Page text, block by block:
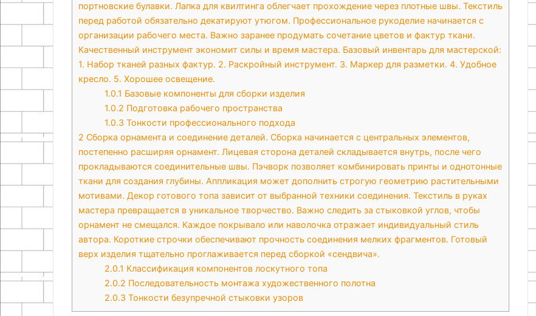
портновские булавки. Лапка для квилтинга облегчает прохождение через плотные швы. Текстиль
перед работой обязательно декатируют утюгом. Профессиональное рукоделие начинается с
организации рабочего места. Важно заранее продумать сочетание цветов и фактур ткани.
Качественный инструмент экономит силы и время мастера. Базовый инвентарь для мастерской:
1. Набор тканей разных фактур. 2. Раскройный инструмент. 3. Маркер для разметки. 4. Удобное
кресло. 5. Хорошее освещение.
1.0.1 Базовые компоненты для сборки изделия
1.0.2 Подготовка рабочего пространства
1.0.3 Тонкости профессионального подхода
2 Сборка орнамента и соединение деталей. Сборка начинается с центральных элементов,
постепенно расширяя орнамент. Лицевая сторона деталей складывается внутрь, после чего
прокладываются соединительные швы. Пэчворк позволяет комбинировать принты и однотонные
ткани для создания глубины. Аппликация может дополнить строгую геометрию растительными
мотивами. Декор готового топа зависит от выбранной техники соединения. Текстиль в руках
мастера превращается в уникальное творчество. Важно следить за стыковкой углов, чтобы
орнамент не смещался. Каждое покрывало или наволочка отражает индивидуальный стиль
автора. Короткие строчки обеспечивают прочность соединения мелких фрагментов. Готовый
верх изделия тщательно проглаживается перед сборкой «сендвича».
2.0.1 Классификация компонентов лоскутного топа
2.0.2 Последовательность монтажа художественного полотна
2.0.3 Тонкости безупречной стыковки узоров